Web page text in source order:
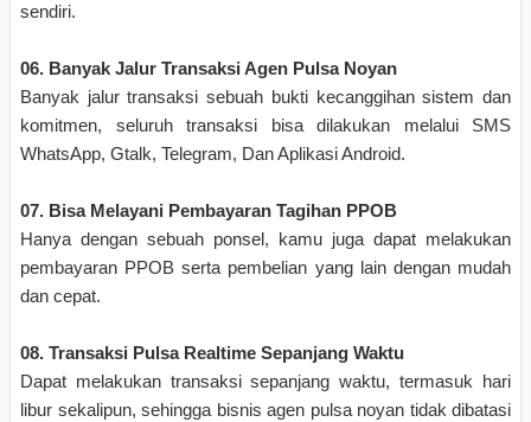
sendiri.
06. Banyak Jalur Transaksi Agen Pulsa Noyan
Banyak jalur transaksi sebuah bukti kecanggihan sistem dan
komitmen, seluruh transaksi bisa dilakukan melalui SMS
WhatsApp, Gtalk, Telegram, Dan Aplikasi Android.
07. Bisa Melayani Pembayaran Tagihan PPOB
Hanya dengan sebuah ponsel, kamu juga dapat melakukan
pembayaran PPOB serta pembelian yang lain dengan mudah
dan cepat.
08. Transaksi Pulsa Realtime Sepanjang Waktu
Dapat melakukan transaksi sepanjang waktu, termasuk hari
libur sekalipun, sehingga bisnis agen pulsa noyan tidak dibatasi